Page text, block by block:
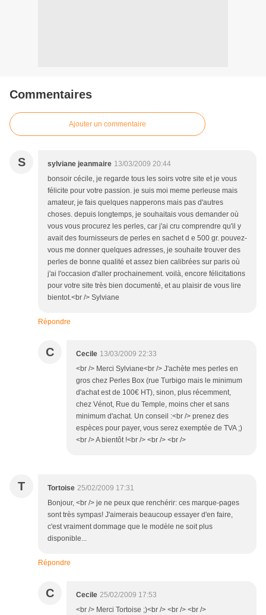
Commentaires
Ajouter un commentaire
S sylviane jeanmaire 13/03/2009 20:44
bonsoir cécile, je regarde tous les soirs votre site et je vous
félicite pour votre passion. je suis moi meme perleuse mais
amateur, je fais quelques napperons mais pas d'autres
choses. depuis longtemps, je souhaitais vous demander où
vous vous procurez les perles, car j'ai cru comprendre qu'il y
avait des fournisseurs de perles en sachet d e 500 gr. pouvez-
vous me donner quelques adresses, je souhaite trouver des
perles de bonne qualité et assez bien calibrées sur paris où
j'ai l'occasion d'aller prochainement. voilà, encore félicitations
pour votre site très bien documenté, et au plaisir de vous lire
bientot.<br /> Sylviane
Répondre
C Cecile 13/03/2009 22:33
<br /> Merci Sylviane<br /> J'achète mes perles en
gros chez Perles Box (rue Turbigo mais le minimum
d'achat est de 100€ HT), sinon, plus récemment,
chez Vénot, Rue du Temple, moins cher et sans
minimum d'achat. Un conseil :<br /> prenez des
espèces pour payer, vous serez exemptée de TVA ;)
<br /> A bientôt !<br /> <br /> <br />
T Tortoise 25/02/2009 17:31
Bonjour, <br /> je ne peux que renchérir: ces marque-pages
sont très sympas! J'aimerais beaucoup essayer d'en faire,
c'est vraiment dommage que le modèle ne soit plus
disponible...
Répondre
C Cecile 25/02/2009 17:53
<br /> Merci Tortoise ;)<br /> <br /> <br />